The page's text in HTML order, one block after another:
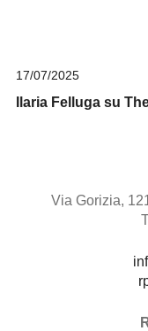
17/07/2025
Ilaria Felluga su
Via Gorizia,